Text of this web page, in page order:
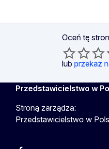
Oceń tę
lub przekaż
Przedstawicielstwo w
Stroną zarządza:
Przedstawicielstwo w